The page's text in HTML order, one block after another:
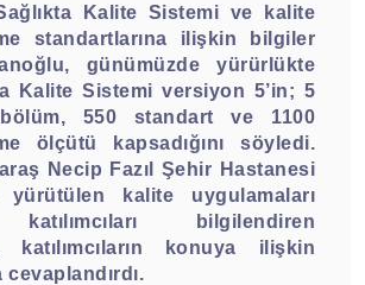
Kalite Sistemi ve kalite
standartlarına ilişkin bilgiler
günümüzde yürürlükte
Kalite Sistemi versiyon 5’in; 5
550 standart ve 1100
ölçütü kapsadığını söyledi.
Necip Fazıl Şehir Hastanesi
yürütülen kalite uygulamaları
katılımcıları bilgilendiren
katılımcıların konuya ilişkin
cevaplandırdı.